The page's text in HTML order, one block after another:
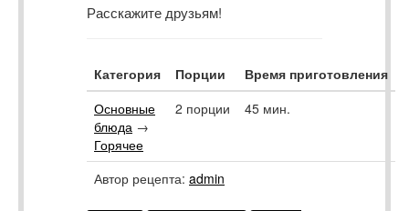
Расскажите друзьям!
Категория Порции
Время приготовления
Основные
блюда →
Горячее
2 порции 45 мин.
Автор рецепта: admin